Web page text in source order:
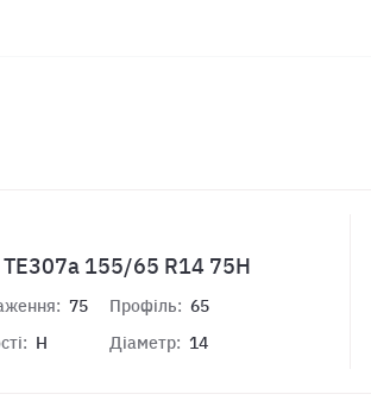
155/65 R14 75H
75
H
Профіль: 65
Діаметр: 14